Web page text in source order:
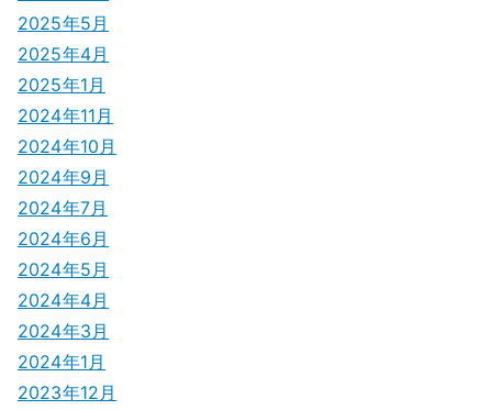
2025年5月
2025年4月
2025年1月
2024年11月
2024年10月
2024年9月
2024年7月
2024年6月
2024年5月
2024年4月
2024年3月
2024年1月
2023年12月